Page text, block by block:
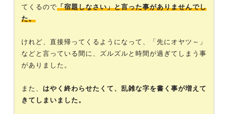
てくるので「宿題しなさい」と言った事がありませんでし
た。
けれど、直接帰ってくるようになって、「先にオヤツ～」
などと言っている間に、ズルズルと時間が過ぎてしまう事
がありました。
また、 はやく終わらせたくて、乱雑な字を書く事が増えて
きてしまいました。